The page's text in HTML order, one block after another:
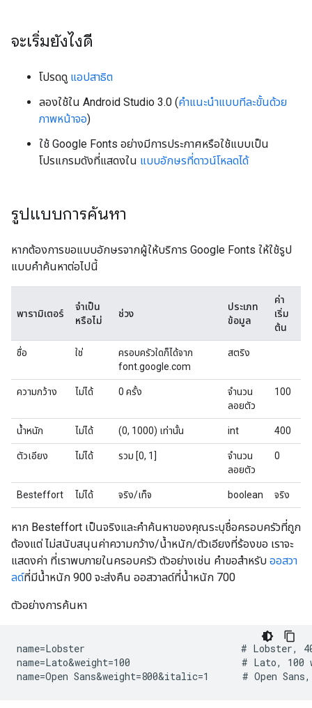
จะเริ่มยังไงดี
โปรดดู แอปสาธิต
ลองใช้ใน Android Studio 3.0 (คำแนะนำแบบทีละขั้นด้วย
ภาพหน้าจอ)
ใช้ Google Fonts อย่างมีการประกาศหรือใช้แบบเป็น
โปรแกรมดังที่แสดงใน แบบอักษรที่ดาวน์โหลดได้
รูปแบบการค้นหา
หากต้องการขอแบบอักษรจากผู้ให้บริการ Google Fonts ให้ใช้รูป
แบบคำค้นหาต่อไปนี้
พารามิเตอร์
จำเป็น
หรือไม่
ช่วง
ประเภท
ข้อมูล
ค่า
เริ่ม
ต้น
ชื่อ ใช่
ครอบครัวใดก็ได้จาก
font.google.com
สตริง
ความกว้าง ไม่ได้ 0 ครั้ง
จำนวน
ลอยตัว
100
น้ำหนัก ไม่ได้ (0, 1000) เท่านั้น int 400
ตัวเอียง ไม่ได้ รวม [0, 1]
จำนวน
ลอยตัว
0
Besteffort ไม่ได้ จริง/เท็จ boolean จริง
หาก Besteffort เป็นจริงและคำค้นหาของคุณระบุชื่อครอบครัวที่ถูก
ต้องแต่ ไม่สนับสนุนค่าความกว้าง/น้ำหนัก/ตัวเอียงที่ร้องขอ เราจะ
แสดงค่า ที่เราพบภายในครอบครัว ตัวอย่างเช่น คำขอสำหรับ ออสวา
ลด์ที่มีน้ำหนัก 900 จะส่งคืน ออสวาลด์ที่น้ำหนัก 700
ตัวอย่างการค้นหา
name=Lobster                            # Lobster,
name=Lato&weight=100                    # Lato, 100